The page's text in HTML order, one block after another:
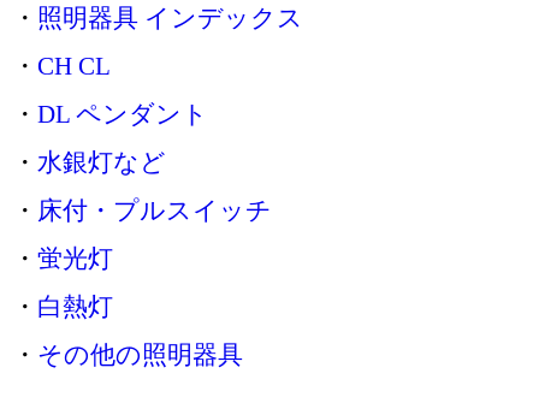
・ 照明器具 インデックス
・ CH CL
・ DL ペンダント
・ 水銀灯など
・ 床付・プルスイッチ
・ 蛍光灯
・ 白熱灯
・ その他の照明器具